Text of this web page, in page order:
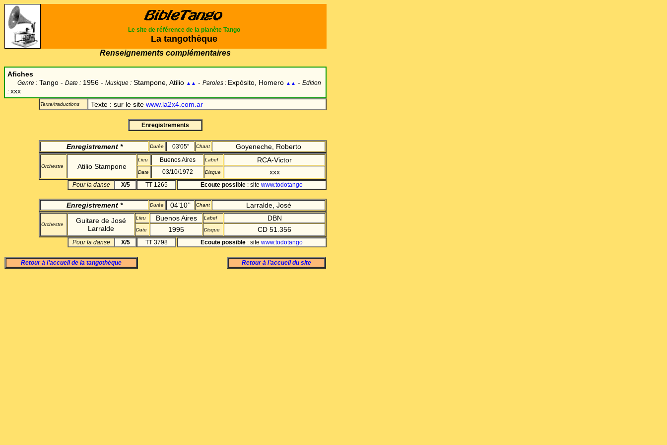
Le site de référence de la planète Tango
La tangothèque
Renseignements complémentaires
Afiches
Genre : Tango - Date : 1956 - Musique : Stampone, Atilio ▲▲ - Paroles : Expósito, Homero ▲▲ - Edition
: xxx
Texte/traductions Texte : sur le site www.la2x4.com.ar
Enregistrements
Enregistrement * Durée 03'05'' Chant Goyeneche, Roberto
Orchestre Atilio Stampone
Lieu Buenos Aires Label RCA-Victor
Date 03/10/1972 Disque xxx
Pour la danse X/5 TT 1265 Ecoute possible : site www.todotango
Enregistrement * Durée 04’10’’ Chant Larralde, José
Orchestre
Guitare de José
Larralde
Lieu Buenos Aires Label DBN
Date 1995 Disque CD 51.356
Pour la danse X/5 TT 3798 Ecoute possible : site www.todotango
Retour à l’accueil de la tangothèque Retour à l’accueil du site